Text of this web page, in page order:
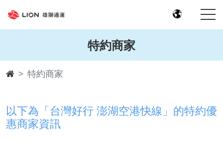
特約商家
特約商家
以下為「台灣好行 澎湖空港快線」的特約優
惠商家資訊